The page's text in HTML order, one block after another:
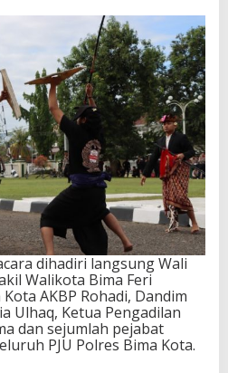
dihadiri langsung Wali
Walikota Bima Feri
AKBP Rohadi, Dandim
Ulhaq, Ketua Pengadilan
dan sejumlah pejabat
PJU Polres Bima Kota.